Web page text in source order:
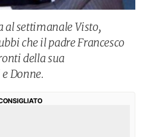
al settimanale Visto,
che il padre Francesco
della sua
Donne.